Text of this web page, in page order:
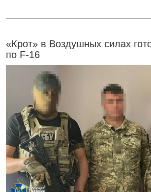
«Крот» в Воздушных силах
по F-16